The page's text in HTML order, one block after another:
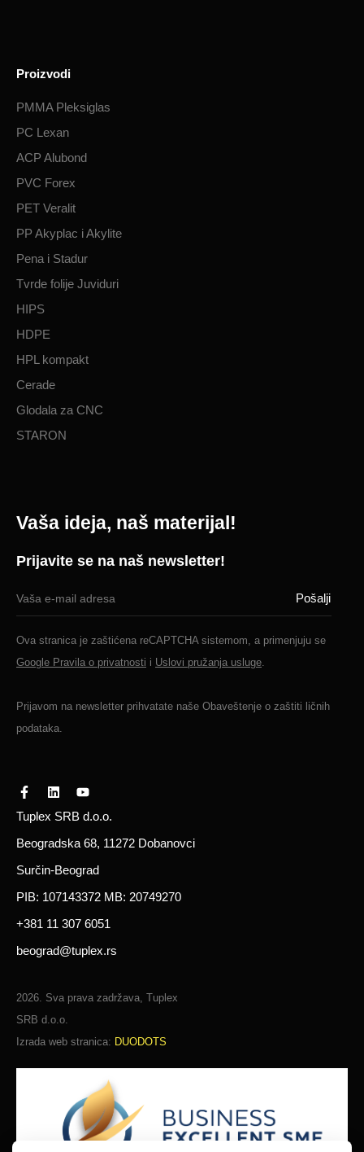
Vaša ideja, naš materijal!
Prijavite se na naš newsletter!
Ova stranica je zaštićena reCAPTCHA sistemom, a primenjuju se
Google Pravila o privatnosti i Uslovi pružanja usluge.
Prijavom na newsletter prihvatate naše Obaveštenje o zaštiti ličnih
podataka.
Tuplex SRB d.o.o.
Beogradska 68, 11272 Dobanovci
Surčin-Beograd
PIB: 107143372 MB: 20749270
+381 11 307 6051
beograd@tuplex.rs
2026. Sva prava zadržava, Tuplex
SRB d.o.o.
Izrada web stranica: DUODOTS
Proizvodi
PMMA Pleksiglas
PC Lexan
ACP Alubond
PVC Forex
PET Veralit
PP Akyplac i Akylite
Pena i Stadur
Tvrde folije Juviduri
HIPS
HDPE
HPL kompakt
Cerade
Glodala za CNC
STARON